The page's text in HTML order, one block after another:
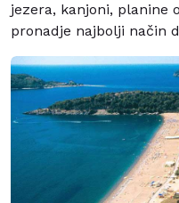
jezera, kanjoni, planine
pronadje najbolji način